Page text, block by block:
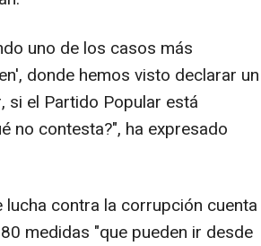
uno de los casos más
donde hemos visto declarar un
si el Partido Popular está
no contesta?", ha expresado
contra la corrupción cuenta
medidas "que pueden ir desde